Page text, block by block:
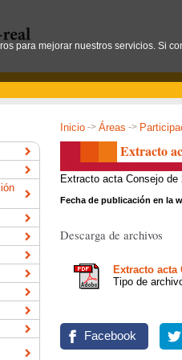
Inicio -> Áreas ->
Extracto
Extracto acta Consejo de
Fecha de publicación en la
Descarga de archivos
Extracto acta
Tipo de
Facebook
para mejorar nuestros servicios. Si